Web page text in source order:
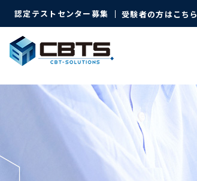
認定テストセンター募集 受験者の方はこちら